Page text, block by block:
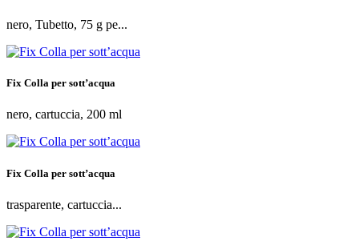
nero, Tubetto, 75 g pe...
Fix Colla per sott’acqua
nero, cartuccia, 200 ml
Fix Colla per sott’acqua
trasparente, cartuccia...